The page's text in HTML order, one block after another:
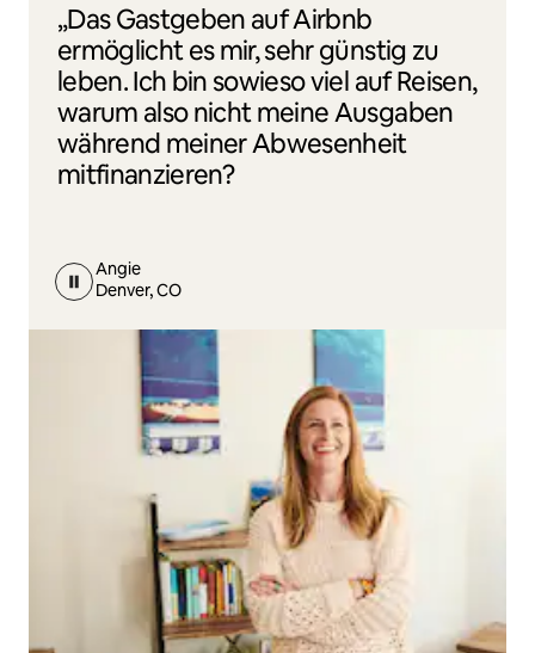
„Das Gastgeben auf Airbnb
ermöglicht es mir, sehr günstig zu
leben. Ich bin sowieso viel auf Reisen,
warum also nicht meine Ausgaben
während meiner Abwesenheit
mitfinanzieren?
Angie
Denver, CO